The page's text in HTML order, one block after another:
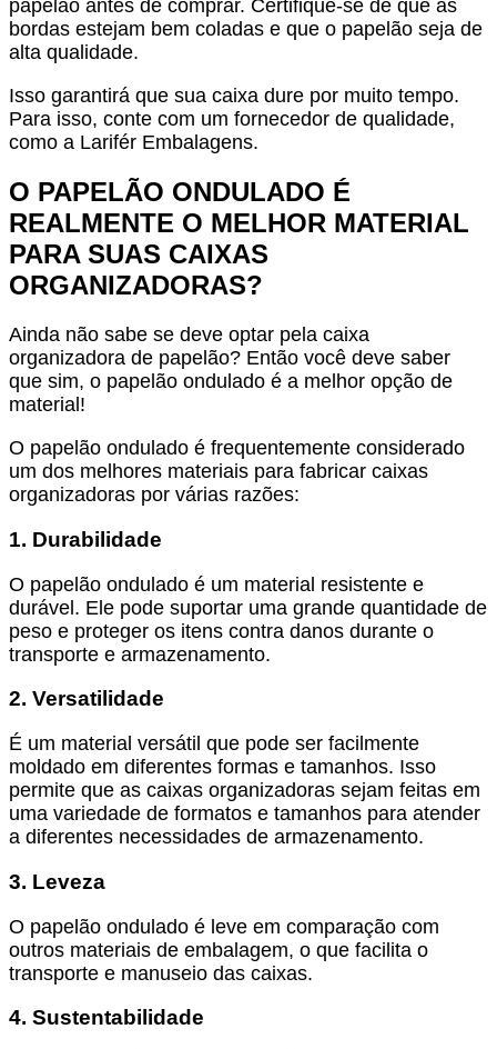
papelão antes de comprar. Certifique-se de que as
bordas estejam bem coladas e que o papelão seja de
alta qualidade.
Isso garantirá que sua caixa dure por muito tempo.
Para isso, conte com um fornecedor de qualidade,
como a Larifér Embalagens.
O PAPELÃO ONDULADO É
REALMENTE O MELHOR MATERIAL
PARA SUAS CAIXAS
ORGANIZADORAS?
Ainda não sabe se deve optar pela caixa
organizadora de papelão? Então você deve saber
que sim, o papelão ondulado é a melhor opção de
material!
O papelão ondulado é frequentemente considerado
um dos melhores materiais para fabricar caixas
organizadoras por várias razões:
1. Durabilidade
O papelão ondulado é um material resistente e
durável. Ele pode suportar uma grande quantidade de
peso e proteger os itens contra danos durante o
transporte e armazenamento.
2. Versatilidade
É um material versátil que pode ser facilmente
moldado em diferentes formas e tamanhos. Isso
permite que as caixas organizadoras sejam feitas em
uma variedade de formatos e tamanhos para atender
a diferentes necessidades de armazenamento.
3. Leveza
O papelão ondulado é leve em comparação com
outros materiais de embalagem, o que facilita o
transporte e manuseio das caixas.
4. Sustentabilidade